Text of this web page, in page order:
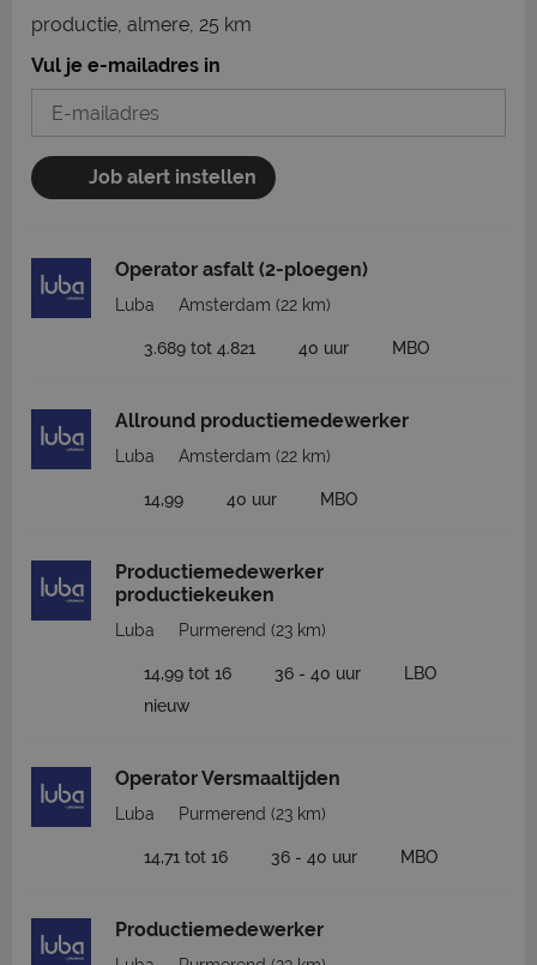
productie, almere, 25 km
Vul je e-mailadres in
Job alert instellen
Operator asfalt (2-ploegen)
Luba Amsterdam (22 km)
3.689 tot 4.821 40 uur MBO
Allround productiemedewerker
Luba Amsterdam (22 km)
14,99 40 uur MBO
Productiemedewerker
productiekeuken
Luba Purmerend (23 km)
14,99 tot 16 36 - 40 uur
LBO
nieuw
Operator Versmaaltijden
Luba Purmerend (23 km)
14,71 tot 16 36 - 40 uur MBO
Productiemedewerker